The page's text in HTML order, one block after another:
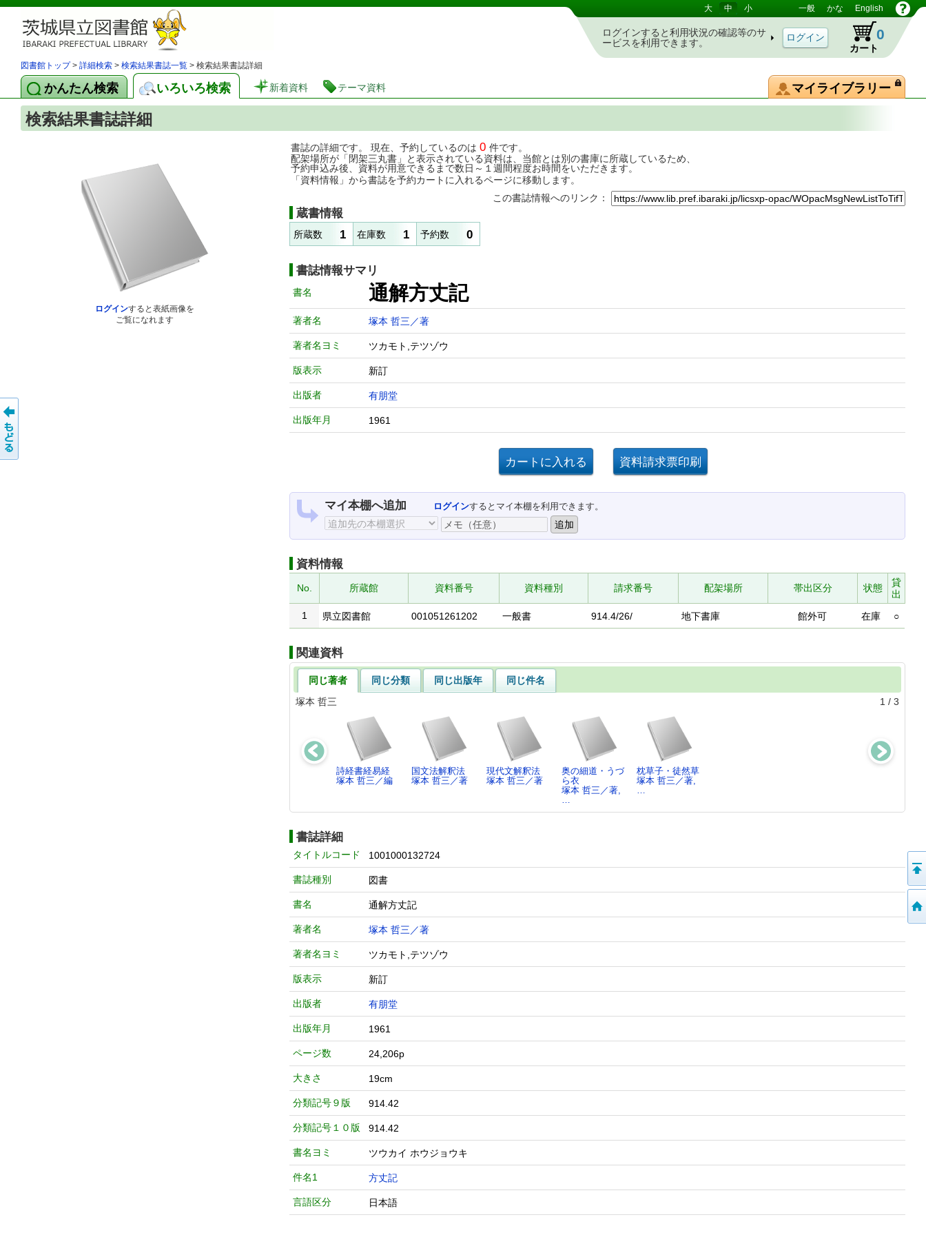
茨城県立図書館 蔵書検索・予約システム 大 中 小 一般 かな English
ログインすると利用状況の確認等のサ
ービスを利用できます。
カート
0
図書館トップ> 詳細検索 > 検索結果書誌一覧 > 検索結果書誌詳細
かんたん検索 いろいろ検索 新着資料 テーマ資料 マイライブラリー
検索結果書誌詳細
ログインすると表紙画像を
ご覧になれます
書誌の詳細です。 現在、予約しているのは 0 件です。
配架場所が「閉架三丸書」と表示されている資料は、当館とは別の書庫に所蔵しているため、
予約申込み後、資料が用意できるまで数日～１週間程度お時間をいただきます。
「資料情報」から書誌を予約カートに入れるページに移動します。
この書誌情報へのリンク：
蔵書情報
所蔵数 1 在庫数 1 予約数 0
書誌情報サマリ
書名 通解方丈記
著者名 塚本 哲三／著
著者名ヨミ ツカモト,テツゾウ
版表示 新訂
出版者 有朋堂
出版年月 1961
マイ本棚へ追加 ログインするとマイ本棚を利用できます。
資料情報
No. 所蔵館 資料番号 資料種別 請求番号 配架場所 帯出区分 状態
貸
出
1
県立図書館 001051261202 一般書 914.4/26/ 地下書庫 館外可 在庫 ○
関連資料
同じ著者 同じ分類 同じ出版年
同じ件名
塚本 哲三
1 / 3
詩経書経易経
塚本 哲三／編
国文法解釈法
塚本 哲三／著
現代文解釈法
塚本 哲三／著
奥の細道・うづ
ら衣
塚本 哲三／著,
…
枕草子・徒然草
塚本 哲三／著,
…
書誌詳細
タイトルコード 1001000132724
書誌種別 図書
書名 通解方丈記
著者名 塚本 哲三／著
著者名ヨミ ツカモト,テツゾウ
版表示 新訂
出版者 有朋堂
出版年月 1961
ページ数 24,206p
大きさ 19cm
分類記号９版 914.42
分類記号１０版 914.42
書名ヨミ ツウカイ ホウジョウキ
件名1 方丈記
言語区分 日本語